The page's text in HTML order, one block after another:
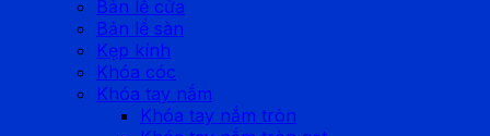
Bản lề cửa
Bản lề sàn
Kẹp kính
Khóa cóc
Khóa tay nắm
Khóa tay nắm tròn